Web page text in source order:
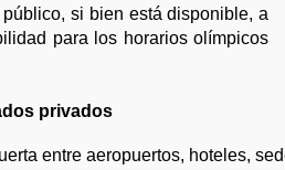
si bien está disponible, a
para los horarios olímpicos
privados
entre aeropuertos, hoteles,